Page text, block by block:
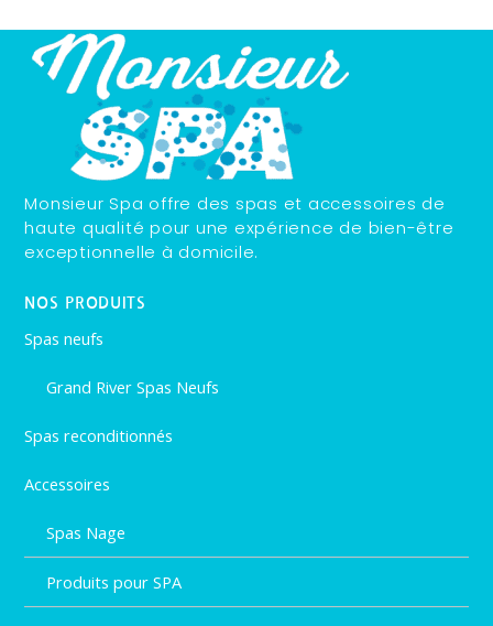
Monsieur Spa offre des spas et accessoires de
haute qualité pour une expérience de bien-être
exceptionnelle à domicile.
NOS PRODUITS
Spas neufs
Grand River Spas Neufs
Spas reconditionnés
Accessoires
Spas Nage
Produits pour SPA